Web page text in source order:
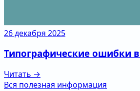
26 декабря 2025
Типографические ошибки
Читать →
Вся полезная информация